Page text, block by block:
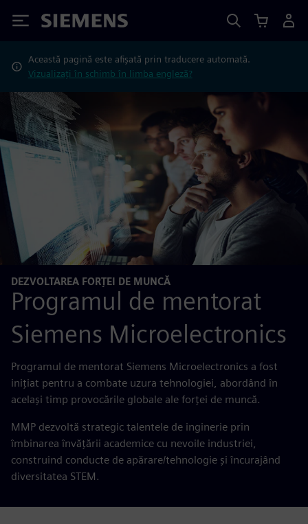
Siemens
Această pagină este afișată prin traducere automată.
Vizualizați în schimb în limba engleză?
DEZVOLTAREA FORȚEI DE MUNCĂ
Programul de mentorat
Siemens Microelectronics
Programul de mentorat Siemens Microelectronics a fost
inițiat pentru a combate uzura tehnologiei, abordând în
același timp provocările globale ale forței de muncă.
MMP dezvoltă strategic talentele de inginerie prin
îmbinarea învățării academice cu nevoile industriei,
construind conducte de apărare/tehnologie și încurajând
diversitatea STEM.